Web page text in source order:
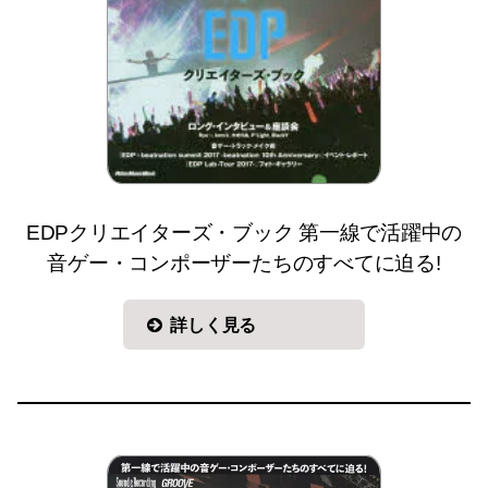
EDPクリエイターズ・ブック 第一線で活躍中の
音ゲー・コンポーザーたちのすべてに迫る!
詳しく見る